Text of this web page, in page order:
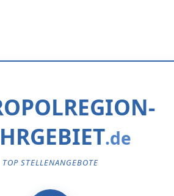
TOP STELLENANGEBOTE